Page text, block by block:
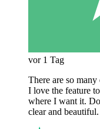
vor 1 Tag
There are so
I love the feature
where I want it.
clear and beautiful.